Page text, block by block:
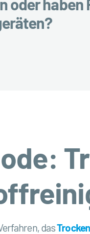
oder haben
das